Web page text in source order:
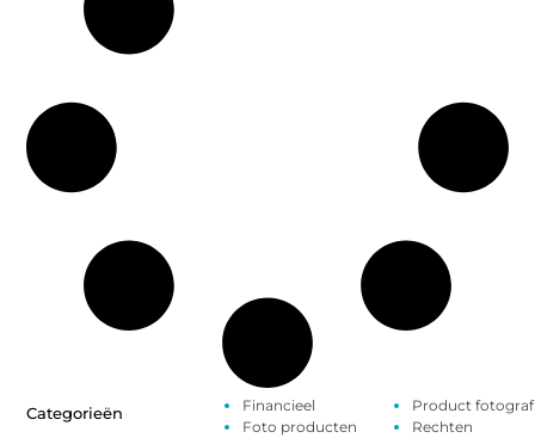
Categorieën
Financieel
Foto producten
Product
Rechten